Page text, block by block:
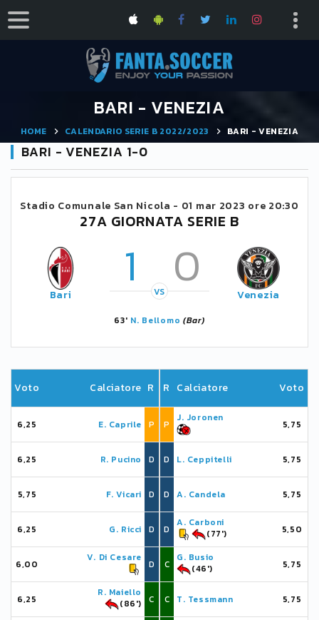
BARI - VENEZIA
HOME CALENDARIO SERIE B 2022/2023 BARI - VENEZIA
BARI - VENEZIA 1-0
Stadio Comunale San Nicola - 01 mar 2023 ore 20:30
27A GIORNATA SERIE B
Bari 1 0
VS Venezia
63' N. Bellomo (Bar)
Voto Calciatore R
6,25 E. Caprile P
6,25 R. Pucino D
5,75 F. Vicari D
6,25 G. Ricci D
6,00
V. Di Cesare
D
6,25
R. Maiello
(86')
C
R Calciatore Voto
P
J. Joronen
5,75
D L. Ceppitelli 5,75
D A. Candela 5,75
D
A. Carboni
(77')
5,50
C
G. Busio
(46')
5,75
C T. Tessmann 5,75